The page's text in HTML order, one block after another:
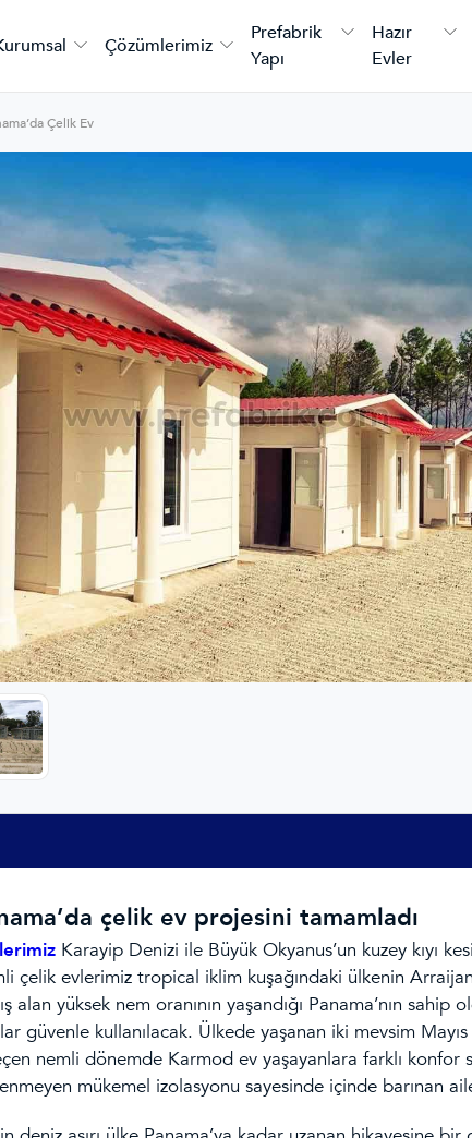
Çözümlerimiz
Prefabrik
Yapı
Hazır
Evler
Çelik Ev
çelik ev projesini tamamladı
Karayip Denizi ile Büyük Okyanus’un kuzey kıyı
çelik evlerimiz tropical iklim kuşağındaki ülkenin
alan yüksek nem oranının yaşandığı Panama’nın
güvenle kullanılacak. Ülkede yaşanan iki mevsim
nemli dönemde Karmod ev yaşayanlara farklı
mükemel izolasyonu sayesinde içinde barınan